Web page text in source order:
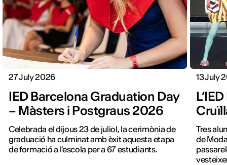
27 July 2026
IED Barcelona Graduation Day
– Màsters i Postgraus 2026
Celebrada el dijous 23 de juliol, la cerimònia de
graduació ha culminat amb èxit aquesta etapa
de formació a l'escola per a 67 estudiants.
13 July
Tres
de